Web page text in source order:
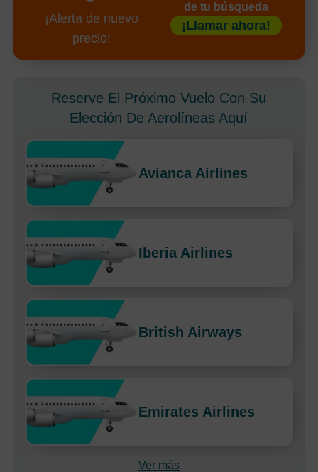
¡Alerta de nuevo
precio!
de tu búsqueda
¡Llamar ahora!
Reserve El Próximo Vuelo Con Su
Elección De Aerolíneas Aquí
Avianca Airlines
Iberia Airlines
British Airways
Emirates Airlines
Ver más